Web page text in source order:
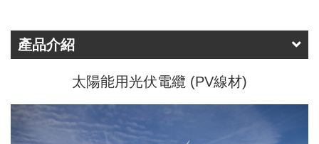
產品介紹
太陽能用光伏電纜 (PV線材)